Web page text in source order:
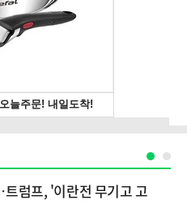
럼프, '이란전 무기고 고